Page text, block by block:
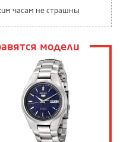
часам не страшны
модели